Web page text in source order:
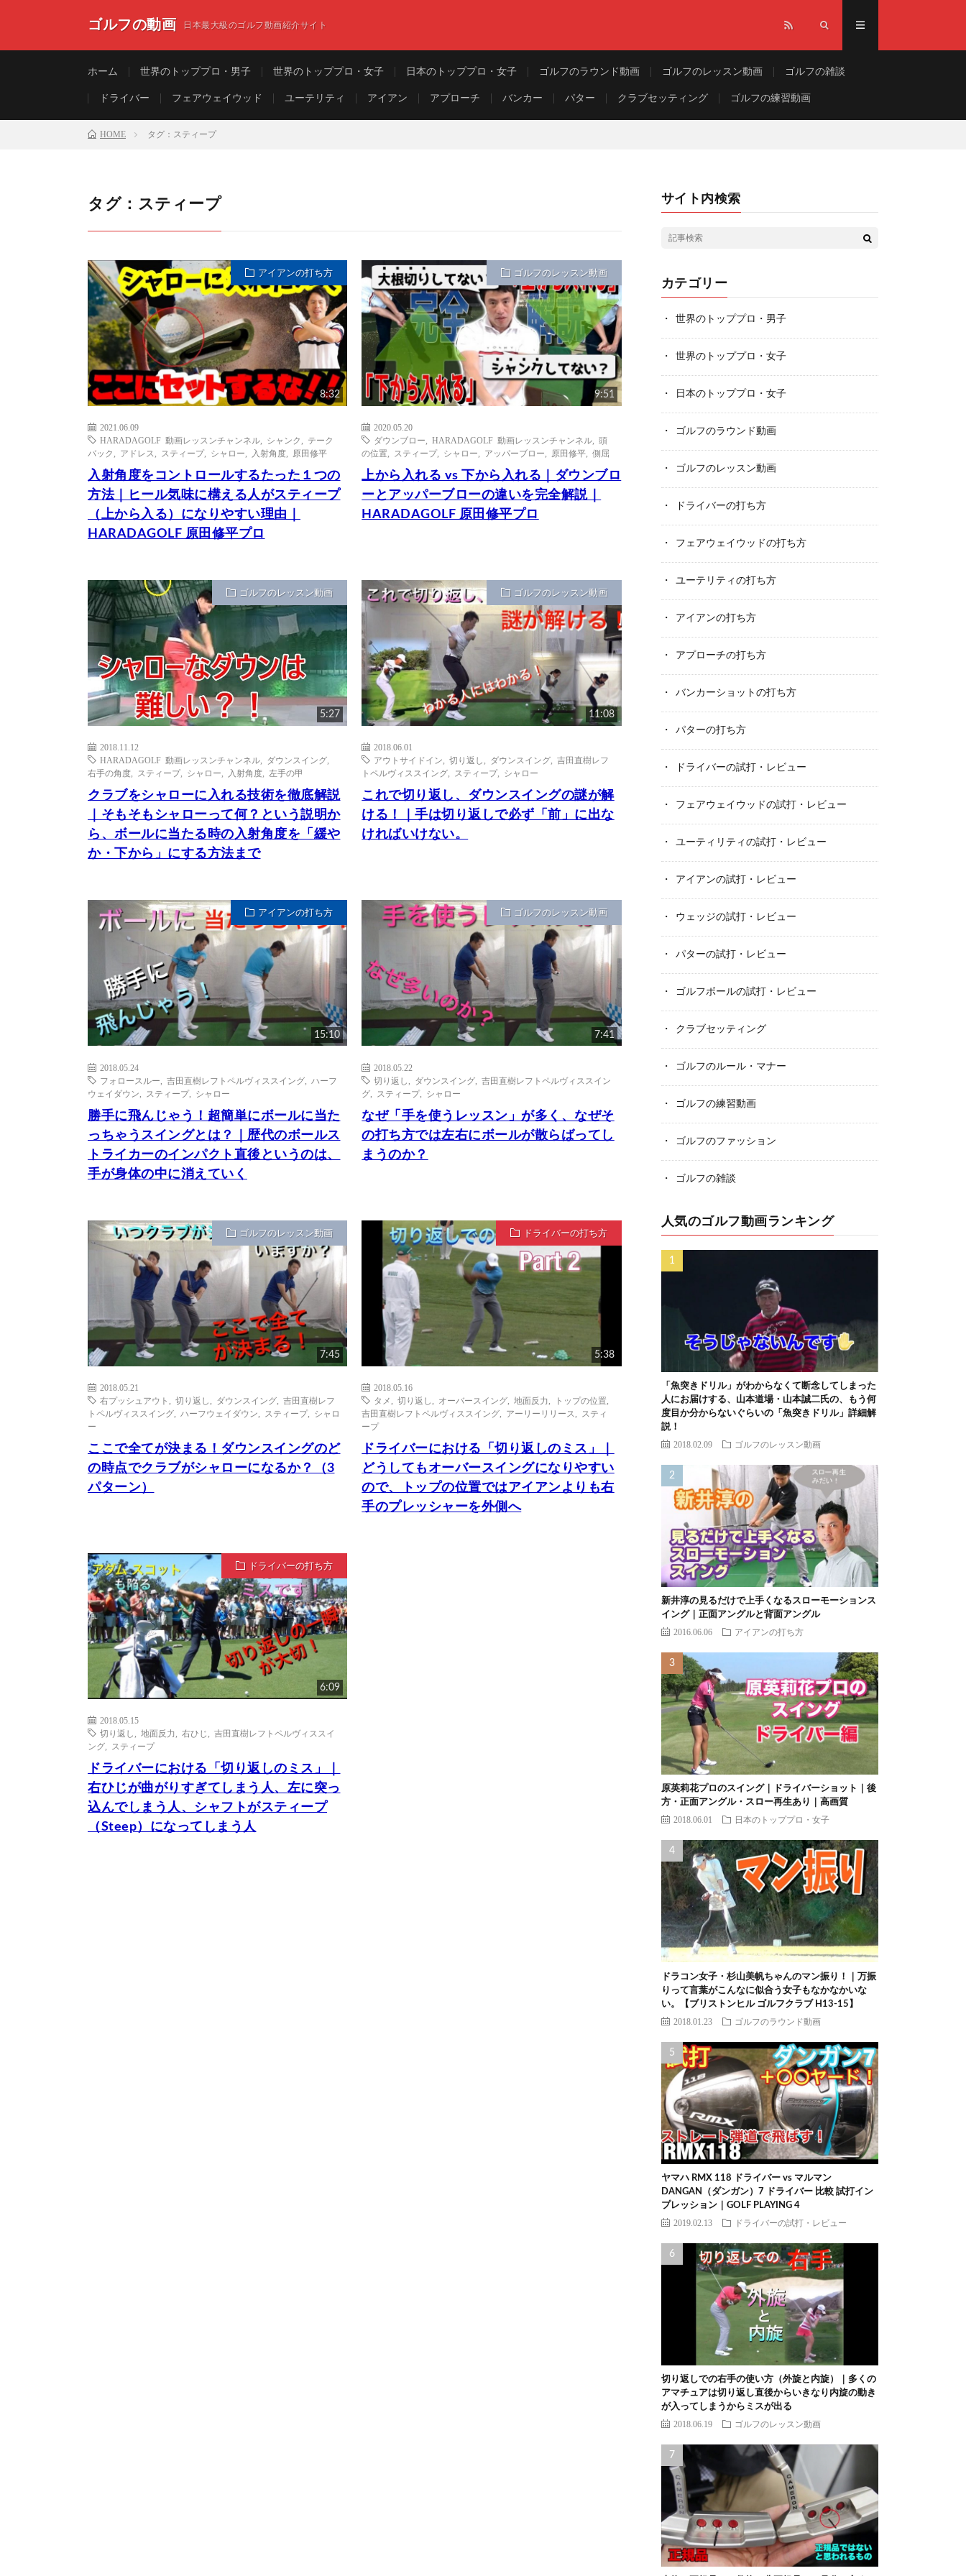
ゴルフの動画 日本最大級のゴルフ動画紹介サイト
ホーム 世界のトッププロ・男子 世界のトッププロ・女子 日本のトッププロ・女子 ゴルフのラウンド動画 ゴルフのレッスン動画 ゴルフの雑談
ドライバー フェアウェイウッド ユーテリティ アイアン アプローチ バンカー パター クラブセッティング ゴルフの練習動画
HOME タグ：スティープ
タグ：スティープ
アイアンの打ち方
8:32
2021.06.09
HARADAGOLF 動画レッスンチャンネル
シャンク
テーク
バック
アドレス スティープ, シャロー 入射角度 原田修平
入射角度をコントロールするたった１つの
方法｜ヒール気味に構える人がスティープ
（上から入る）になりやすい理由｜
HARADAGOLF 原田修平プロ
ゴルフのレッスン動画
9:51
2020.05.20
ダウンブロー
,HARADAGOLF 動画レッスンチャンネル ,頭
の位置
スティープ, シャロー アッパーブロー 原田修平 ,側屈
上から入れる vs 下から入れる｜ダウンブロ
ーとアッパーブローの違いを完全解説｜
HARADAGOLF 原田修平プロ
ゴルフのレッスン動画
5:27
2018.11.12
HARADAGOLF 動画レッスンチャンネル
ダウンスイング
右手の角度
スティープ, シャロー 入射角度 左手の甲
クラブをシャローに入れる技術を徹底解説
｜そもそもシャローって何？という説明か
ら、ボールに当たる時の入射角度を「緩や
か・下から」にする方法まで
ゴルフのレッスン動画
11:08
2018.06.01
アウトサイドイン
,切り返し ダウンスイング ,吉田直樹レフ
トペルヴィススイング
スティープ, シャロー
これで切り返し、ダウンスイングの謎が解
ける！｜手は切り返しで必ず「前」に出な
ければいけない。
アイアンの打ち方
15:10
2018.05.24
フォロースルー
吉田直樹レフトペルヴィススイング
ハーフ
ウェイダウン
スティープ, シャロー
勝手に飛んじゃう！超簡単にボールに当た
っちゃうスイングとは？｜歴代のボールス
トライカーのインパクト直後というのは、
手が身体の中に消えていく
ゴルフのレッスン動画
7:41
2018.05.22
切り返し
ダウンスイング ,吉田直樹レフトペルヴィススイン
グ
スティープ, シャロー
なぜ「手を使うレッスン」が多く、なぜそ
の打ち方では左右にボールが散らばってし
まうのか？
ゴルフのレッスン動画
7:45
2018.05.21
右プッシュアウト
切り返し ダウンスイング
吉田直樹レフ
トペルヴィススイング
ハーフウェイダウン スティープ, シャロ
ー
ここで全てが決まる！ダウンスイングのど
の時点でクラブがシャローになるか？（3
パターン）
ドライバーの打ち方
5:38
2018.05.16
タメ
,切り返し オーバースイング ,地面反力 トップの位置
吉田直樹レフトペルヴィススイング
アーリーリリース
スティ
ープ
ドライバーにおける「切り返しのミス」｜
どうしてもオーバースイングになりやすい
ので、トップの位置ではアイアンよりも右
手のプレッシャーを外側へ
ドライバーの打ち方
6:09
2018.05.15
切り返し
地面反力 右ひじ
吉田直樹レフトペルヴィススイ
ング
スティープ
ドライバーにおける「切り返しのミス」｜
右ひじが曲がりすぎてしまう人、左に突っ
込んでしまう人、シャフトがスティープ
（Steep）になってしまう人
サイト内検索
カテゴリー
世界のトッププロ・男子
世界のトッププロ・女子
日本のトッププロ・女子
ゴルフのラウンド動画
ゴルフのレッスン動画
ドライバーの打ち方
フェアウェイウッドの打ち方
ユーテリティの打ち方
アイアンの打ち方
アプローチの打ち方
バンカーショットの打ち方
パターの打ち方
ドライバーの試打・レビュー
フェアウェイウッドの試打・レビュー
ユーティリティの試打・レビュー
アイアンの試打・レビュー
ウェッジの試打・レビュー
パターの試打・レビュー
ゴルフボールの試打・レビュー
クラブセッティング
ゴルフのルール・マナー
ゴルフの練習動画
ゴルフのファッション
ゴルフの雑談
人気のゴルフ動画ランキング
「魚突きドリル」がわからなくて断念してしまった
人にお届けする、山本道場・山本誠二氏の、もう何
度目か分からないぐらいの「魚突きドリル」詳細解
説！
2018.02.09 ゴルフのレッスン動画
新井淳の見るだけで上手くなるスローモーションス
イング｜正面アングルと背面アングル
2016.06.06 アイアンの打ち方
原英莉花プロのスイング｜ドライバーショット｜後
方・正面アングル・スロー再生あり｜高画質
2018.06.01 日本のトッププロ・女子
ドラコン女子・杉山美帆ちゃんのマン振り！｜万振
りって言葉がこんなに似合う女子もなかなかいな
い。【ブリストンヒル ゴルフクラブ H13-15】
2018.01.23 ゴルフのラウンド動画
ヤマハ RMX 118 ドライバー vs マルマン
DANGAN（ダンガン）7 ドライバー 比較 試打イン
プレッション｜GOLF PLAYING 4
2019.02.13 ドライバーの試打・レビュー
切り返しでの右手の使い方（外旋と内旋）｜多くの
アマチュアは切り返し直後からいきなり内旋の動き
が入ってしまうからミスが出る
2018.06.19 ゴルフのレッスン動画